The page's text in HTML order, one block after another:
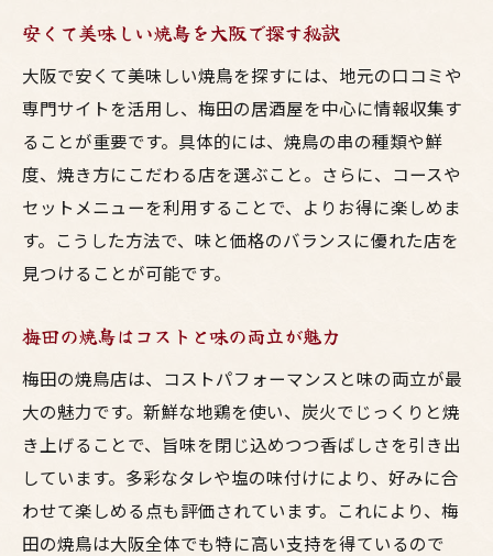
安くて美味しい焼鳥を大阪で探す秘訣
大阪で安くて美味しい焼鳥を探すには、地元の口コミや
専門サイトを活用し、梅田の居酒屋を中心に情報収集す
ることが重要です。具体的には、焼鳥の串の種類や鮮
度、焼き方にこだわる店を選ぶこと。さらに、コースや
セットメニューを利用することで、よりお得に楽しめま
す。こうした方法で、味と価格のバランスに優れた店を
見つけることが可能です。
梅田の焼鳥はコストと味の両立が魅力
梅田の焼鳥店は、コストパフォーマンスと味の両立が最
大の魅力です。新鮮な地鶏を使い、炭火でじっくりと焼
き上げることで、旨味を閉じ込めつつ香ばしさを引き出
しています。多彩なタレや塩の味付けにより、好みに合
わせて楽しめる点も評価されています。これにより、梅
田の焼鳥は大阪全体でも特に高い支持を得ているので